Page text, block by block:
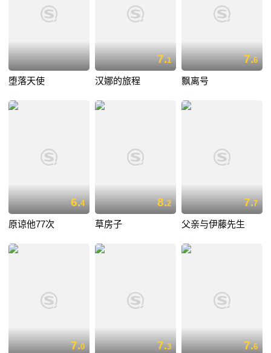
堕落天使
7.1
汉娜的旅程
7.6
飘离号
6.4
原谅他77次
8.2
草房子
7.7
父亲与伊藤先生
7.0 7.3 7.6